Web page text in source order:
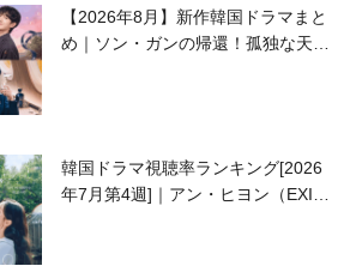
【2026年8月】新作韓国ドラマまと
め｜ソン・ガンの帰還！孤独な天才
韓国ドラマ視聴率ランキング[2026
年7月第4週]｜アン・ヒヨン（EXID